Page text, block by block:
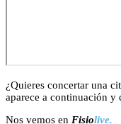
¿Quieres concertar una
aparece a continuación
Nos vemos en Fisiolive.